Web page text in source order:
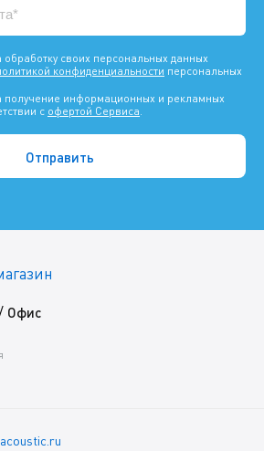
обработку своих персональных данных
конфиденциальности персональных
получение информационных и рекламных
с офертой Сервиса.
Офис